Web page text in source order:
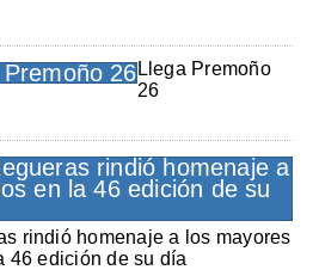
Llega Premoño
26
rindió homenaje a los mayores
46 edición de su día